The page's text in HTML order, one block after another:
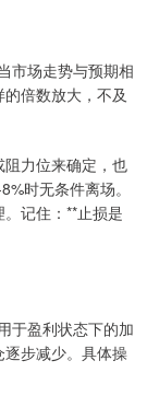
市场走势与预期相
倍数放大，不及
力位来确定，也
时无条件离场。
记住：**止损是
于盈利状态下的加
步减少。具体操